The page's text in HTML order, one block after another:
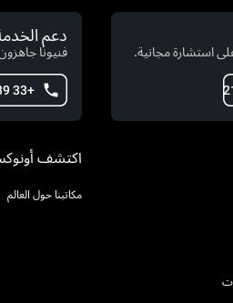
استشارة مجانية.
دعم
فنيونا
+33 478173539
اكتشف
مكاتبنا حول العالم